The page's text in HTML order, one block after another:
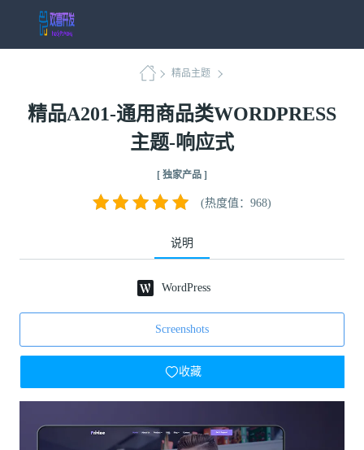
精品主题
精品A201-通用商品类WORDPRESS
主题-响应式
[ 独家产品 ]
说明
(热度值：968)
WordPress
Screenshots
收藏